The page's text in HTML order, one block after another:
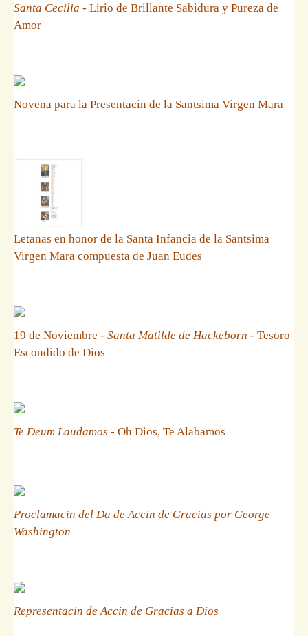
Santa Cecilia - Lirio de Brillante Sabidura y Pureza de
Amor
Novena para la Presentacin de la Santsima Virgen Mara
Letanas en honor de la Santa Infancia de la Santsima
Virgen Mara compuesta de Juan Eudes
19 de Noviembre - Santa Matilde de Hackeborn - Tesoro
Escondido de Dios
Te Deum Laudamos - Oh Dios, Te Alabamos
Proclamacin del Da de Accin de Gracias por George
Washington
Representacin de Accin de Gracias a Dios